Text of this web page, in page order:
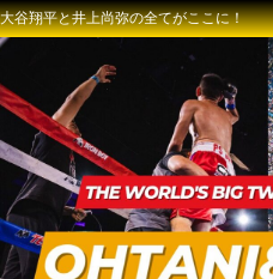
大谷翔平と井上尚弥の全てがここに！